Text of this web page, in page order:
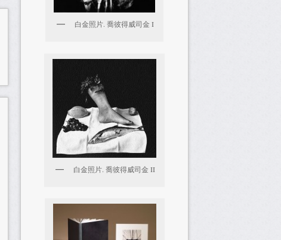
白金照片. 喬彼得威司金 I
白金照片. 喬彼得威司金 II